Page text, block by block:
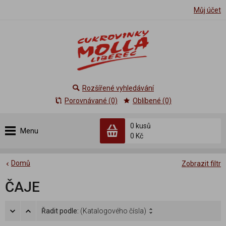
Můj účet
Menu
0 kusů
0 Kč
Rozšířené vyhledávání
Porovnávané (0)
Oblíbené (0)
Zobrazit filtr
Domů
ČAJE
Řadit podle: (Katalogového čísla)